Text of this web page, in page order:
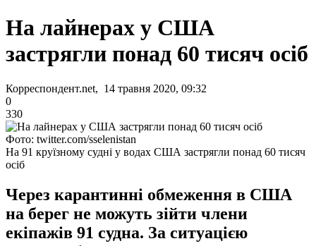
На лайнерах у США
застрягли понад 60 тисяч осіб
Корреспондент.net, 14 травня 2020, 09:32
0
330
Фото: twitter.com/sselenistan
На 91 круїзному судні у водах США застрягли понад 60 тисяч
осіб
Через карантинні обмеження в США
на берег не можуть зійти члени
екіпажів 91 судна. За ситуацією